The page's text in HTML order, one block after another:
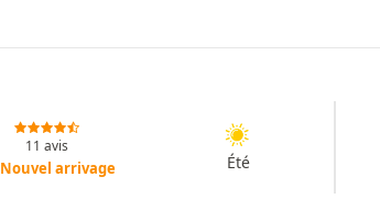
11 avis
Nouvel arrivage Été